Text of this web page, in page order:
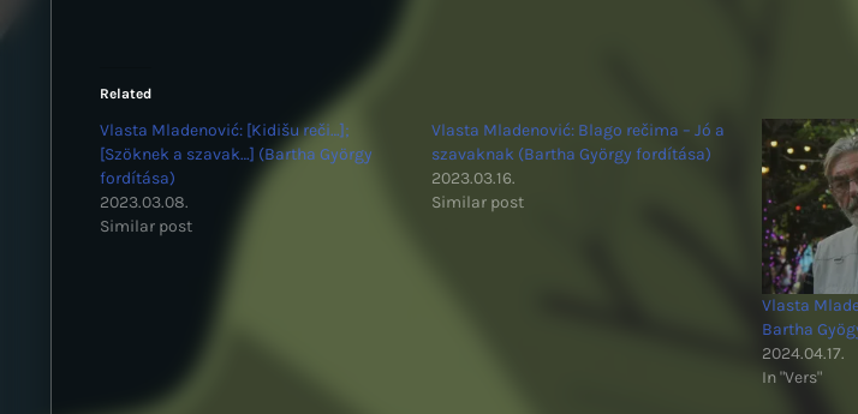
Related
Vlasta Mladenović: [Kidišu reči…];
[Szöknek a szavak…] (Bartha György
fordítása)
2023.03.08.
Similar post
Vlasta Mladenović: Blago rečima – Jó a
szavaknak (Bartha György fordítása)
2023.03.16.
Similar post
Vlasta
Bartha
2024.04.17.
In "Vers"